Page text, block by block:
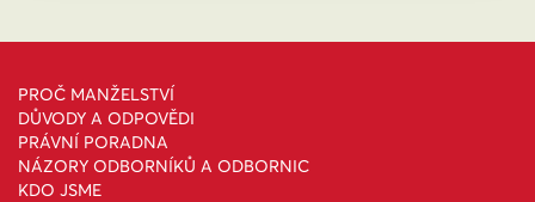
PROČ MANŽELSTVÍ
DŮVODY A ODPOVĚDI
PRÁVNÍ PORADNA
NÁZORY ODBORNÍKŮ A ODBORNIC
KDO JSME